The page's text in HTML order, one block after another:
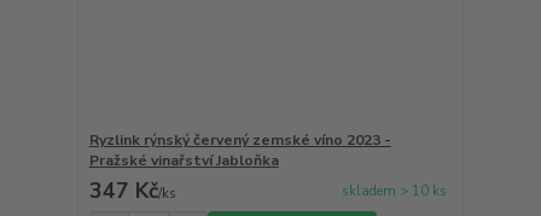
Ryzlink rýnský červený zemské víno 2023 -
Pražské vinařství Jabloňka
347 Kč/ks skladem > 10 ks